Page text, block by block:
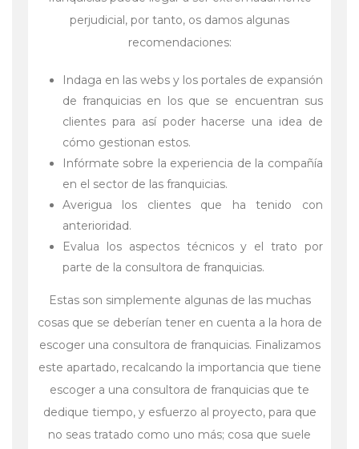
perjudicial, por tanto, os damos algunas
recomendaciones:
Indaga en las webs y los portales de expansión
de franquicias en los que se encuentran sus
clientes para así poder hacerse una idea de
cómo gestionan estos.
Infórmate sobre la experiencia de la compañía
en el sector de las franquicias.
Averigua los clientes que ha tenido con
anterioridad.
Evalua los aspectos técnicos y el trato por
parte de la consultora de franquicias.
Estas son simplemente algunas de las muchas
cosas que se deberían tener en cuenta a la hora de
escoger una consultora de franquicias. Finalizamos
este apartado, recalcando la importancia que tiene
escoger a una consultora de franquicias que te
dedique tiempo, y esfuerzo al proyecto, para que
no seas tratado como uno más; cosa que suele